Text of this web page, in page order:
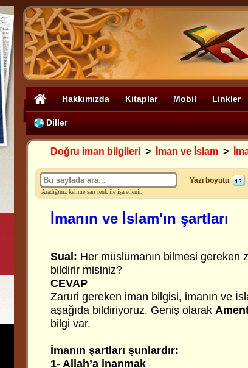
Hakkımızda Kitaplar Mobil Linkler
Diller
Doğru iman bilgileri > İman ve İslam >
Aradığınız kelime sarı renk ile işaretlenir.
Yazı boyutu
İmanın ve İslam'ın şartları
Sual: Her müslümanın bilmesi gereken
bildirir misiniz?
CEVAP
Zaruri gereken iman bilgisi, imanın ve
aşağıda bildiriyoruz. Geniş olarak
bilgi var.
İmanın şartları şunlardır:
1- Allah’a inanmak